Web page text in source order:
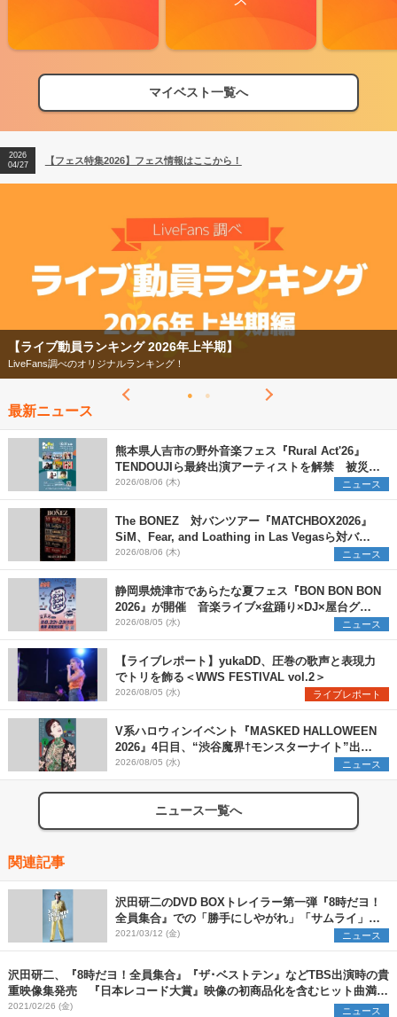
マイベスト一覧へ
【フェス特集2026】フェス情報はここから！
【ライブ動員ランキング】2026年上半期編発表！
2026
04/27
【フェス特集2026】フェス情報はここから！
2026
【ライブ動員ランキング 2026年上半期】
LiveFans調べのオリジナルランキング！
最新ニュース
熊本県人吉市の野外音楽フェス『Rural Act'26』
TENDOUJIら最終出演アーティストを解禁 被災地
支援プロジェクトの始動も発表
2026/08/06 (木) ニュース
The BONEZ 対バンツアー『MATCHBOX2026』
SiM、Fear, and Loathing in Las Vegasら対バン
アーティストを一斉解禁
2026/08/06 (木) ニュース
静岡県焼津市であらたな夏フェス『BON BON BON
2026』が開催 音楽ライブ×盆踊り×DJ×屋台グル
メ×ランタンナイトで彩る2日間
2026/08/05 (水) ニュース
【ライブレポート】yukaDD、圧巻の歌声と表現力
でトリを飾る＜WWS FESTIVAL vol.2＞
2026/08/05 (水) ライブレポート
V系ハロウィンイベント『MASKED HALLOWEEN
2026』4日目、“渋谷魔界†モンスターナイト”出演6
組を発表
2026/08/05 (水) ニュース
ニュース一覧へ
関連記事
沢田研二のDVD BOXトレイラー第一弾『8時だヨ！
全員集合』での「勝手にしやがれ」「サムライ」な
ど歌唱映像公開
2021/03/12 (金) ニュース
沢田研二、『8時だヨ！全員集合』『ザ･ベストテン』などTBS出演時の貴
重映像集発売 『日本レコード大賞』映像の初商品化を含むヒット曲満載
のDVD7枚組
2021/02/26 (金) ニュース